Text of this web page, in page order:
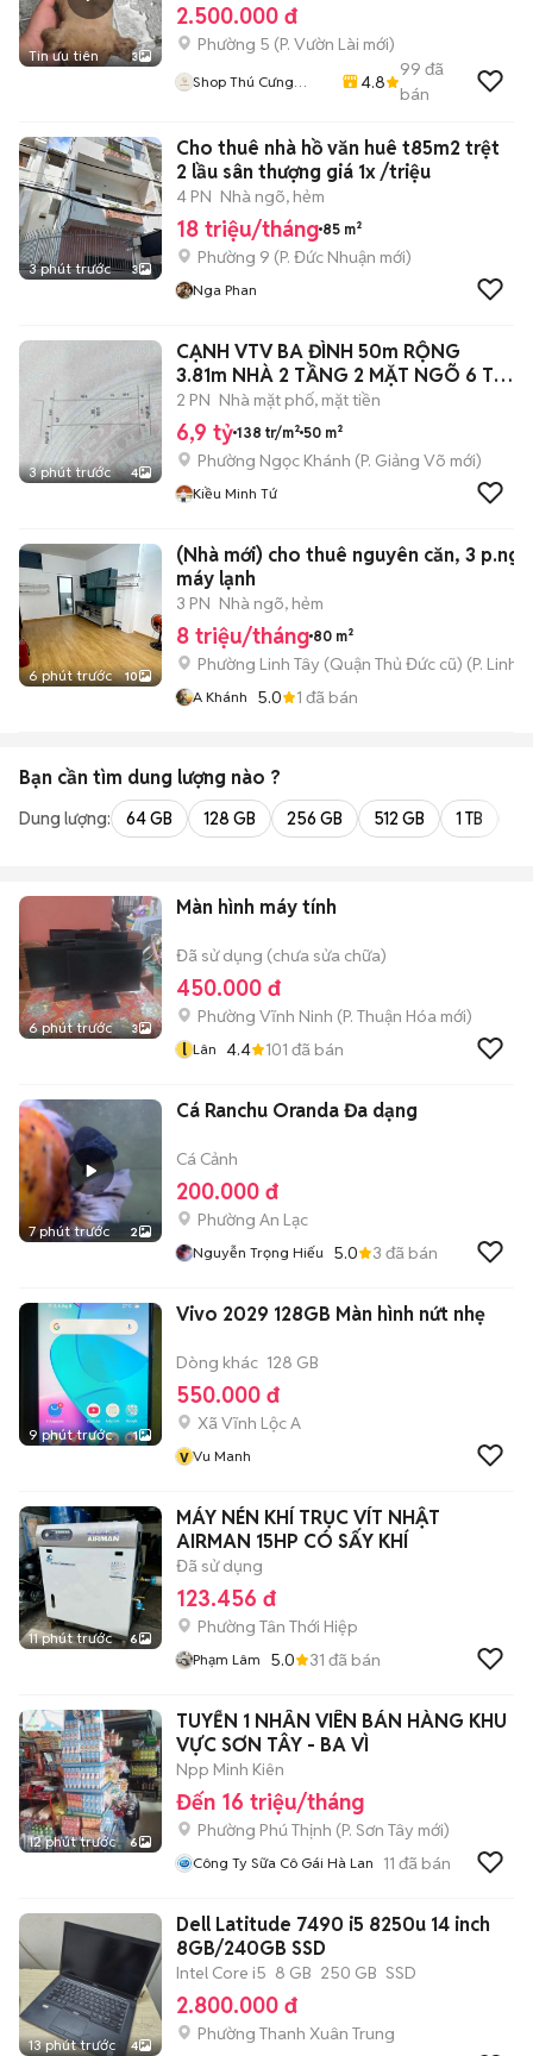
Tin ưu tiên 3
2.500.000 đ
Phường 5 (P. Vườn Lài mới)
Shop Thú Cưng
4.8
99 đã
bán
3 phút trước 3
Cho thuê nhà hồ văn huê t85m2 trệt
2 lầu sân thượng giá 1x /triệu
4 PN Nhà ngõ, hẻm
18 triệu/tháng 85 m²
Phường 9 (P. Đức Nhuận mới)
Nga Phan
3 phút trước 4
CẠNH VTV BA ĐÌNH 50m RỘNG
3.81m NHÀ 2 TẦNG 2 MẶT NGÕ 6 Ty
9
2 PN Nhà mặt phố, mặt tiền
6,9 tỷ 138 tr/m² 50 m²
Phường Ngọc Khánh (P. Giảng Võ mới)
Kiều Minh Tứ
6 phút trước 10
(Nhà mới) cho thuê nguyên căn, 3
máy lạnh
3 PN Nhà ngõ, hẻm
8 triệu/tháng 80 m²
Phường Linh Tây (Quận Thủ Đức cũ) (P. Linh
A Khánh 5.0 1 đã bán
Bạn cần tìm dung lượng nào ?
Dung lượng: 64 GB 128 GB 256 GB 512 GB 1 TB
6 phút trước 3
Màn hình máy tính
Đã sử dụng (chưa sửa chữa)
450.000 đ
Phường Vĩnh Ninh (P. Thuận Hóa mới)
l Lân 4.4 101 đã bán
7 phút trước 2
Cá Ranchu Oranda Đa dạng
Cá Cảnh
200.000 đ
Phường An Lạc
Nguyễn Trọng Hiếu 5.0 3 đã bán
9 phút trước 1
Vivo 2029 128GB Màn hình nứt nhẹ
Dòng khác 128 GB
550.000 đ
Xã Vĩnh Lộc A
v Vu Manh
11 phút trước 6
MÁY NÉN KHÍ TRỤC VÍT NHẬT
AIRMAN 15HP CÓ SẤY KHÍ
Đã sử dụng
123.456 đ
Phường Tân Thới Hiệp
Phạm Lâm 5.0 31 đã bán
12 phút trước 6
TUYỂN 1 NHÂN VIÊN BÁN HÀNG KHU
VỰC SƠN TÂY - BA VÌ
Npp Minh Kiên
Đến 16 triệu/tháng
Phường Phú Thịnh (P. Sơn Tây mới)
Công Ty Sữa Cô Gái Hà Lan 11 đã bán
13 phút trước 4
Dell Latitude 7490 i5 8250u 14 inch
8GB/240GB SSD
Intel Core i5 8 GB 250 GB SSD
2.800.000 đ
Phường Thanh Xuân Trung